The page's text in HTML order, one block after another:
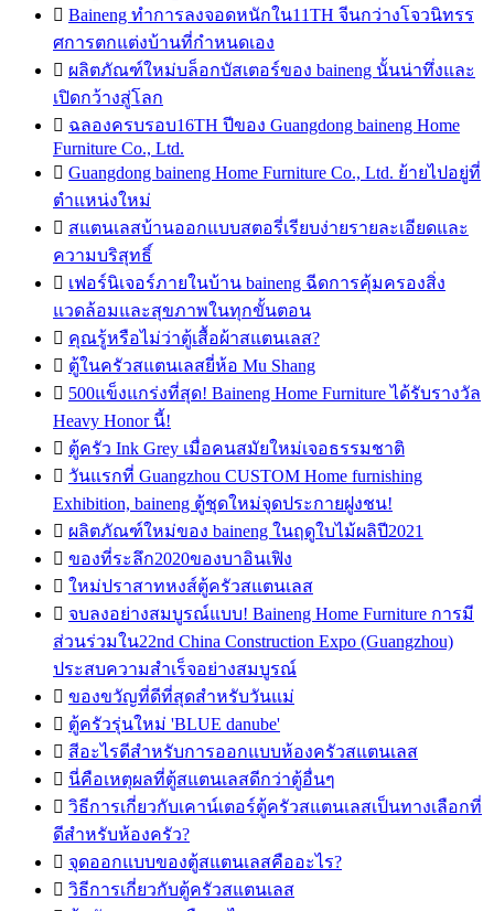
 Baineng ทำการลงจอดหนักใน11TH จีนกว่างโจวนิทรร
ศการตกแต่งบ้านที่กำหนดเอง
 ผลิตภัณฑ์ใหม่บล็อกบัสเตอร์ของ baineng นั้นน่าทึ่งและ
เปิดกว้างสู่โลก
 ฉลองครบรอบ16TH ปีของ Guangdong baineng Home
Furniture Co., Ltd.
 Guangdong baineng Home Furniture Co., Ltd. ย้ายไปอยู่ที่
ตำแหน่งใหม่
 สแตนเลสบ้านออกแบบสตอรี่เรียบง่ายรายละเอียดและ
ความบริสุทธิ์
 เฟอร์นิเจอร์ภายในบ้าน baineng ฉีดการคุ้มครองสิ่ง
แวดล้อมและสุขภาพในทุกขั้นตอน
 คุณรู้หรือไม่ว่าตู้เสื้อผ้าสแตนเลส?
 ตู้ในครัวสแตนเลสยี่ห้อ Mu Shang
 500แข็งแกร่งที่สุด! Baineng Home Furniture ได้รับรางวัล
Heavy Honor นี้!
 ตู้ครัว Ink Grey เมื่อคนสมัยใหม่เจอธรรมชาติ
 วันแรกที่ Guangzhou CUSTOM Home furnishing
Exhibition, baineng ตู้ชุดใหม่จุดประกายฝูงชน!
 ผลิตภัณฑ์ใหม่ของ baineng ในฤดูใบไม้ผลิปี2021
 ของที่ระลึก2020ของบาอินเฟิง
 ใหม่ปราสาทหงส์ตู้ครัวสแตนเลส
 จบลงอย่างสมบูรณ์แบบ! Baineng Home Furniture การมี
ส่วนร่วมใน22nd China Construction Expo (Guangzhou)
ประสบความสำเร็จอย่างสมบูรณ์
 ของขวัญที่ดีที่สุดสำหรับวันแม่
 ตู้ครัวรุ่นใหม่ 'BLUE danube'
 สีอะไรดีสำหรับการออกแบบห้องครัวสแตนเลส
 นี่คือเหตุผลที่ตู้สแตนเลสดีกว่าตู้อื่นๆ
 วิธีการเกี่ยวกับเคาน์เตอร์ตู้ครัวสแตนเลสเป็นทางเลือกที่
ดีสำหรับห้องครัว?
 จุดออกแบบของตู้สแตนเลสคืออะไร?
 วิธีการเกี่ยวกับตู้ครัวสแตนเลส